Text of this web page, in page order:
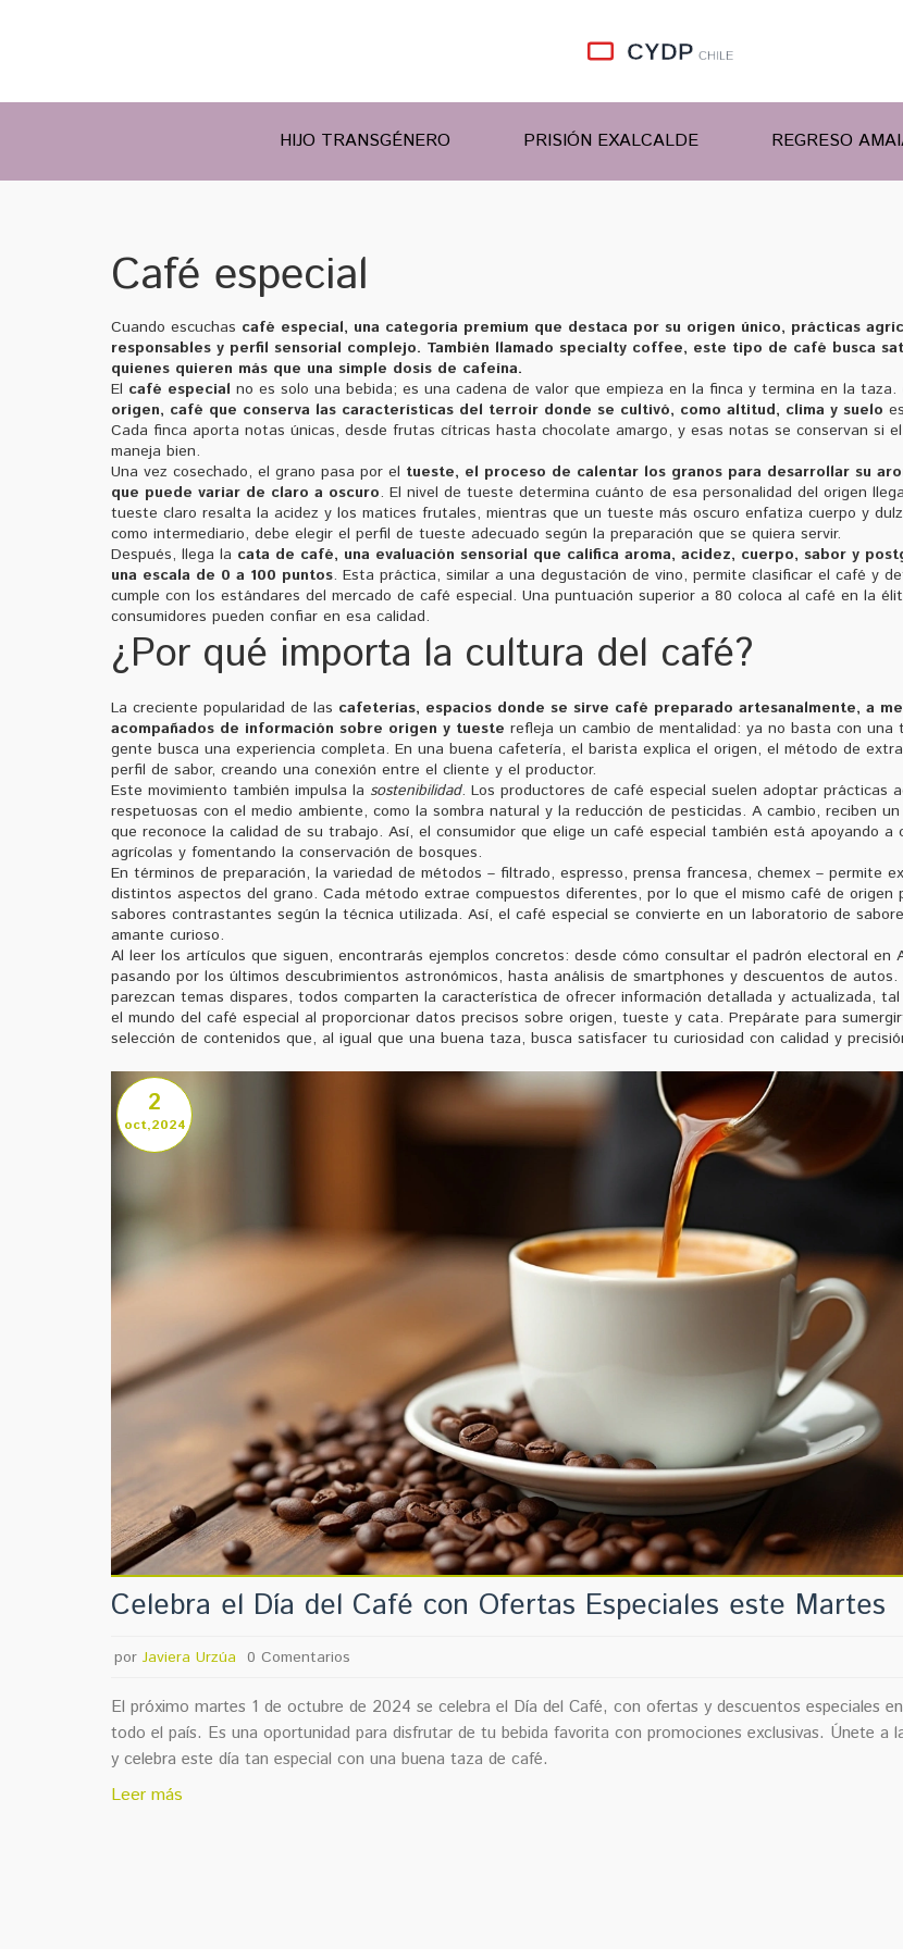
HIJO TRANSGÉNERO PRISIÓN EXALCALDE REGRESO
Café especial
Cuando escuchas café especial, una categoría premium que destaca por su origen único, prácticas
responsables y perfil sensorial complejo. También llamado specialty coffee, este tipo de café busca
quienes quieren más que una simple dosis de cafeína.
El café especial no es solo una bebida; es una cadena de valor que empieza en la finca y termina en la taza.
origen, café que conserva las características del terroir donde se cultivó, como altitud, clima y suelo
Cada finca aporta notas únicas, desde frutas cítricas hasta chocolate amargo, y esas notas se conservan si
maneja bien.
Una vez cosechado, el grano pasa por el tueste, el proceso de calentar los granos para desarrollar su
que puede variar de claro a oscuro. El nivel de tueste determina cuánto de esa personalidad del origen
tueste claro resalta la acidez y los matices frutales, mientras que un tueste más oscuro enfatiza cuerpo y
como intermediario, debe elegir el perfil de tueste adecuado según la preparación que se quiera servir.
Después, llega la cata de café, una evaluación sensorial que califica aroma, acidez, cuerpo, sabor y
una escala de 0 a 100 puntos. Esta práctica, similar a una degustación de vino, permite clasificar el café y
cumple con los estándares del mercado de café especial. Una puntuación superior a 80 coloca al café en la
consumidores pueden confiar en esa calidad.
¿Por qué importa la cultura del café?
La creciente popularidad de las cafeterías, espacios donde se sirve café preparado artesanalmente, a
acompañados de información sobre origen y tueste refleja un cambio de mentalidad: ya no basta con una
gente busca una experiencia completa. En una buena cafetería, el barista explica el origen, el método de
perfil de sabor, creando una conexión entre el cliente y el productor.
Este movimiento también impulsa la sostenibilidad. Los productores de café especial suelen adoptar prácticas
respetuosas con el medio ambiente, como la sombra natural y la reducción de pesticidas. A cambio, reciben
que reconoce la calidad de su trabajo. Así, el consumidor que elige un café especial también está apoyando a
agrícolas y fomentando la conservación de bosques.
En términos de preparación, la variedad de métodos – filtrado, espresso, prensa francesa, chemex – permite
distintos aspectos del grano. Cada método extrae compuestos diferentes, por lo que el mismo café de origen
sabores contrastantes según la técnica utilizada. Así, el café especial se convierte en un laboratorio de
amante curioso.
Al leer los artículos que siguen, encontrarás ejemplos concretos: desde cómo consultar el padrón electoral en
pasando por los últimos descubrimientos astronómicos, hasta análisis de smartphones y descuentos de autos.
parezcan temas dispares, todos comparten la característica de ofrecer información detallada y actualizada, tal
el mundo del café especial al proporcionar datos precisos sobre origen, tueste y cata. Prepárate para
selección de contenidos que, al igual que una buena taza, busca satisfacer tu curiosidad con calidad y
2
oct,2024
Celebra el Día del Café con Ofertas Especiales este Martes
por Javiera Urzúa 0 Comentarios
El próximo martes 1 de octubre de 2024 se celebra el Día del Café, con ofertas y descuentos especiales
todo el país. Es una oportunidad para disfrutar de tu bebida favorita con promociones exclusivas. Únete a
y celebra este día tan especial con una buena taza de café.
Leer más